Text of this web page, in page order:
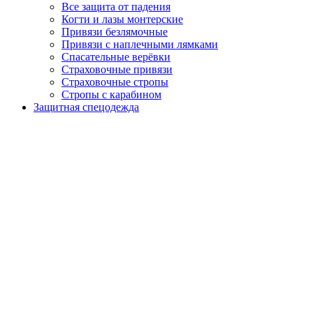
Все защита от падения
Когти и лазы монтерские
Привязи безлямочные
Привязи с наплечными лямками
Спасательные верёвки
Страховочные привязи
Страховочные стропы
Стропы с карабином
Защитная спецодежда